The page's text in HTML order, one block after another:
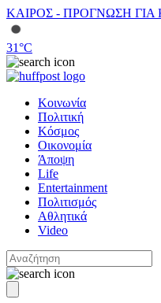
ΚΑΙΡΟΣ - ΠΡΟΓΝΩΣΗ
31°C
Κοινωνία
Πολιτική
Κόσμος
Οικονομία
Άποψη
Life
Entertainment
Πολιτισμός
Αθλητικά
Video